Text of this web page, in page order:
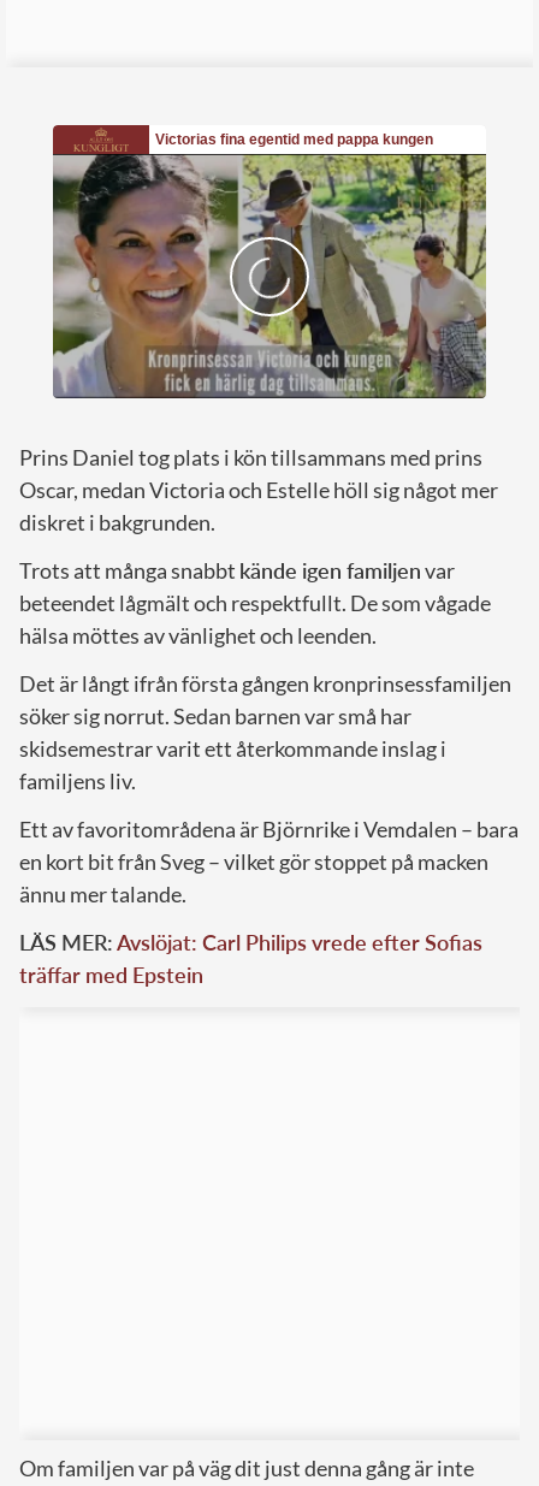
Prins Daniel tog plats i kön tillsammans med prins
Oscar, medan Victoria och Estelle höll sig något mer
diskret i bakgrunden.
Trots att många snabbt kände igen familjenvar
beteendet lågmält och respektfullt. De som vågade
hälsa möttes av vänlighet och leenden.
Det är långt ifrån första gången kronprinsessfamiljen
söker sig norrut. Sedan barnen var små har
skidsemestrar varit ett återkommande inslag i
familjens liv.
Ett av favoritområdena är Björnrike i Vemdalen – bara
en kort bit från Sveg – vilket gör stoppet på macken
ännu mer talande.
LÄS MER:Avslöjat: Carl Philips vrede efter Sofias
träffar med Epstein
Om familjen var på väg dit just denna gång är inte